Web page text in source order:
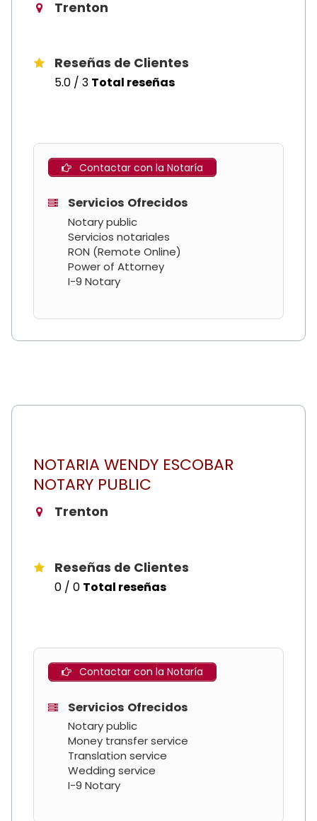
Trenton
Reseñas de Clientes
5.0 / 3 Total reseñas
Contactar con la Notaría
Servicios Ofrecidos
Notary public
Servicios notariales
RON (Remote Online)
Power of Attorney
I-9 Notary
NOTARIA WENDY ESCOBAR
NOTARY PUBLIC
Trenton
Reseñas de Clientes
0 / 0 Total reseñas
Contactar con la Notaría
Servicios Ofrecidos
Notary public
Money transfer service
Translation service
Wedding service
I-9 Notary